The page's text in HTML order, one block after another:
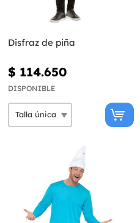
Disfraz de piña
$ 114.650
DISPONIBLE